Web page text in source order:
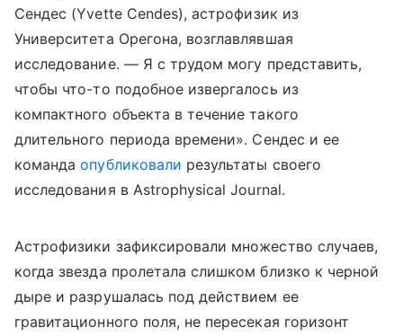
Сендес (Yvette Cendes), астрофизик из
Университета Орегона, возглавлявшая
исследование. — Я с трудом могу представить,
чтобы что-то подобное извергалось из
компактного объекта в течение такого
длительного периода времени». Сендес и ее
командаопубликовали результаты своего
исследования в Astrophysical Journal.
Астрофизики зафиксировали множество случаев,
когда звезда пролетала слишком близко к черной
дыре и разрушалась под действием ее
гравитационного поля, не пересекая горизонт